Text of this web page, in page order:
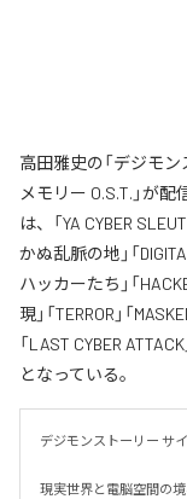
高田雅史の「デジモ
メモリー O.S.T.」が
は、「YA CYBER
かぬ乱脈の地」「
ハッカーたち」「
現」「TERROR」「
「LAST CYBER
となっている。
デジモンストーリー サ
現実世界と電脳空間の